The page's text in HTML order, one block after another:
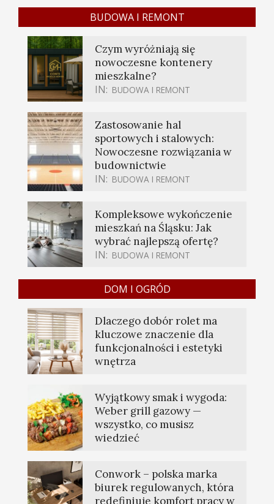
BUDOWA I REMONT
Czym wyróżniają się
nowoczesne kontenery
mieszkalne?
IN: BUDOWA I REMONT
Zastosowanie hal
sportowych i stalowych:
Nowoczesne rozwiązania w
budownictwie
IN: BUDOWA I REMONT
Kompleksowe wykończenie
mieszkań na Śląsku: Jak
wybrać najlepszą ofertę?
IN: BUDOWA I REMONT
DOM I OGRÓD
Dlaczego dobór rolet ma
kluczowe znaczenie dla
funkcjonalności i estetyki
wnętrza
Wyjątkowy smak i wygoda:
Weber grill gazowy —
wszystko, co musisz
wiedzieć
Conwork – polska marka
biurek regulowanych, która
redefiniuje komfort pracy w